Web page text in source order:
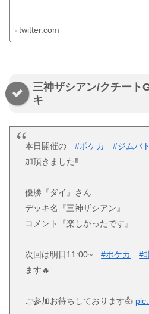
twitter.com
三神ザシアン/クチート
キ
本日開催の#ポケカ #ジムバ
加頂きました‼️
優勝『ダイ』さん
デッキ名『三神ザシアン』
コメント『楽しかったです』
次回は明日11:00~#ポケカ #
ます🔥
ご参加お待ちしております👍